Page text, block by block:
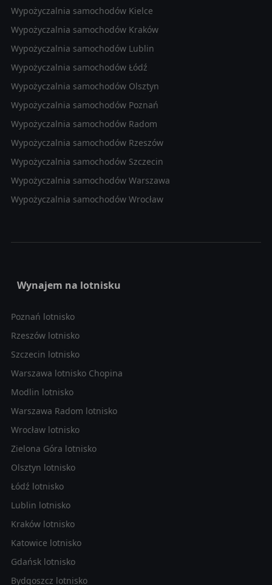
Wypożyczalnia samochodów Kielce
Wypożyczalnia samochodów Kraków
Wypożyczalnia samochodów Lublin
Wypożyczalnia samochodów Łódź
Wypożyczalnia samochodów Olsztyn
Wypożyczalnia samochodów Poznań
Wypożyczalnia samochodów Radom
Wypożyczalnia samochodów Rzeszów
Wypożyczalnia samochodów Szczecin
Wypożyczalnia samochodów Warszawa
Wypożyczalnia samochodów Wrocław
Wynajem na lotnisku
Poznań lotnisko
Rzeszów lotnisko
Szczecin lotnisko
Warszawa lotnisko Chopina
Modlin lotnisko
Warszawa Radom lotnisko
Wrocław lotnisko
Zielona Góra lotnisko
Olsztyn lotnisko
Łódź lotnisko
Lublin lotnisko
Kraków lotnisko
Katowice lotnisko
Gdańsk lotnisko
Bydgoszcz lotnisko